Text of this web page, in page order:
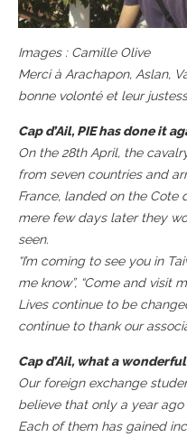
Images : Camille Olive
Merci à Arachapon, Aslan,
bonne volonté et leur
Cap d’Ail, PIE has done it
On the 28th April, the
from seven countries and
France, landed on the Cote
mere few days later they
seen.
“I’m coming to see you in
me know”, “Come and visit
Lives continue to be
continue to thank our
Cap d’Ail, what a
Our foreign exchange
believe that only a year
Each of them has gained